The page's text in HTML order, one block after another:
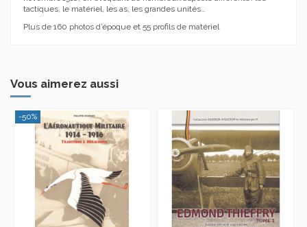
tactiques, le matériel, les as, les grandes unités…
Plus de 160 photos d’époque et 55 profils de matériel
Vous aimerez aussi
-50%